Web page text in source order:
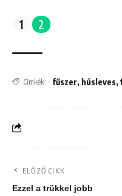
1 2
Címkék: fűszer, húsleves,
ELŐZŐ CIKK
Ezzel a trükkel jobb